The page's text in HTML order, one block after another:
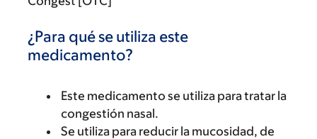
¿Para qué se utiliza este
medicamento?
Este medicamento se utiliza para tratar la
congestión nasal.
Se utiliza para reducir la mucosidad, de